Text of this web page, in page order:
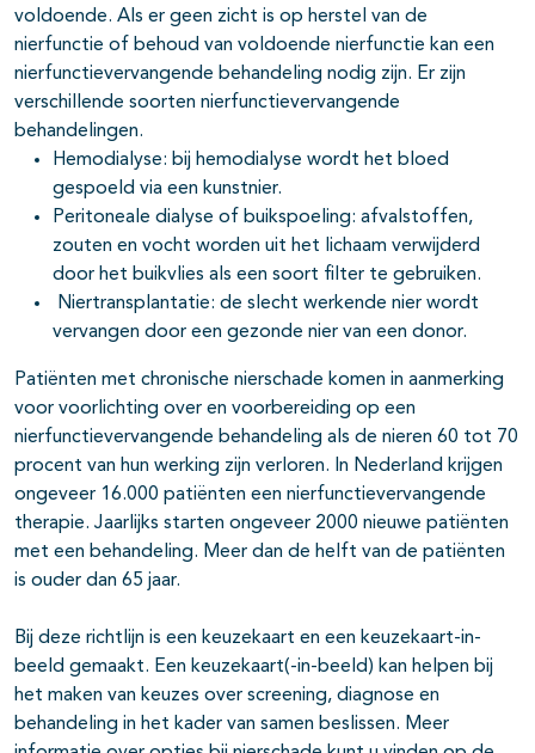
voldoende. Als er geen zicht is op herstel van de
nierfunctie of behoud van voldoende nierfunctie kan een
nierfunctievervangende behandeling nodig zijn. Er zijn
verschillende soorten nierfunctievervangende
behandelingen.
Hemodialyse: bij hemodialyse wordt het bloed
gespoeld via een kunstnier.
Peritoneale dialyse of buikspoeling: afvalstoffen,
zouten en vocht worden uit het lichaam verwijderd
door het buikvlies als een soort filter te gebruiken.
Niertransplantatie: de slecht werkende nier wordt
vervangen door een gezonde nier van een donor.
Patiënten met chronische nierschade komen in aanmerking
voor voorlichting over en voorbereiding op een
nierfunctievervangende behandeling als de nieren 60 tot 70
procent van hun werking zijn verloren. In Nederland krijgen
ongeveer 16.000 patiënten een nierfunctievervangende
therapie. Jaarlijks starten ongeveer 2000 nieuwe patiënten
met een behandeling. Meer dan de helft van de patiënten
is ouder dan 65 jaar.
Bij deze richtlijn is een keuzekaart en een keuzekaart-in-
beeld gemaakt. Een keuzekaart(-in-beeld) kan helpen bij
het maken van keuzes over screening, diagnose en
behandeling in het kader van samen beslissen. Meer